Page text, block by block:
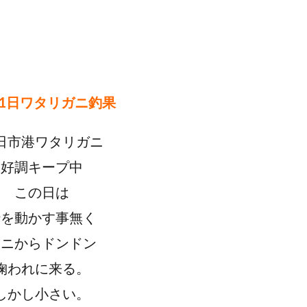
日ワタリガニ釣果
市港ワタリガニ
好調キープ中
この日は
動かす事無く
からドンドン
われに来る。
かし小さい。